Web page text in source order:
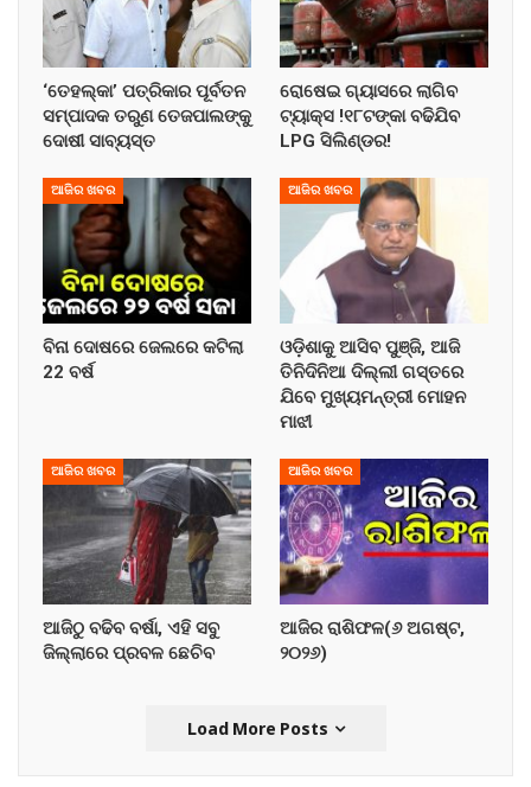
‘ତେହଲ୍‌କା’ ପତ୍ରିକାର ପୂର୍ବତନ
ସମ୍ପାଦକ ତରୁଣ ତେଜପାଲଙ୍କୁ
ଦୋଷୀ ସାବ୍ୟସ୍ତ
ରୋଷେଇ ଗ୍ୟାସରେ ଲାଗିବ
ଟ୍ୟାକ୍ସ !୧୮ଟଙ୍କା ବଢିଯିବ
LPG ସିଲିଣ୍ଡର!
ଆଜିର ଖବର
ବିନା ଦୋଷରେ ଜେଲରେ କଟିଲା
22 ବର୍ଷ
ଆଜିର ଖବର
ଓଡ଼ିଶାକୁ ଆସିବ ପୁଞ୍ଜି, ଆଜି
ତିନିଦିନିଆ ଦିଲ୍ଲୀ ଗସ୍ତରେ
ଯିବେ ମୁଖ୍ୟମନ୍ତ୍ରୀ ମୋହନ
ମାଝୀ
ଆଜିର ଖବର
ଆଜିଠୁ ବଢିବ ବର୍ଷା, ଏହି ସବୁ
ଜିଲ୍ଲାରେ ପ୍ରବଳ ଛେଚିବ
ଆଜିର ଖବର
ଆଜିର ରାଶିଫଳ(୬ ଅଗଷ୍ଟ,
୨୦୨୬)
Load More Posts